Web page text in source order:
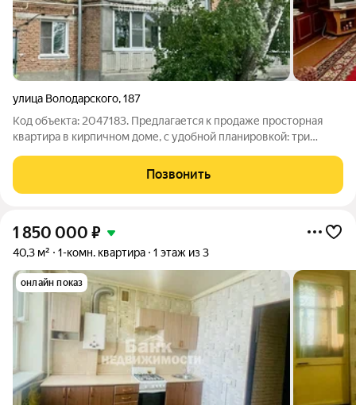
улица Володарского,187
Код объекта: 2047183. Предлагается к продаже просторная
квартира в кирпичном доме, с удобной планировкой: три
просторная кухня и большая лоджия. Эта квартира подойдёт
для семьи с детьми, здесь
Позвонить
1 850 000 ₽
40,3 м² 1-комн. квартира 1 этаж из 3
онлайн показ